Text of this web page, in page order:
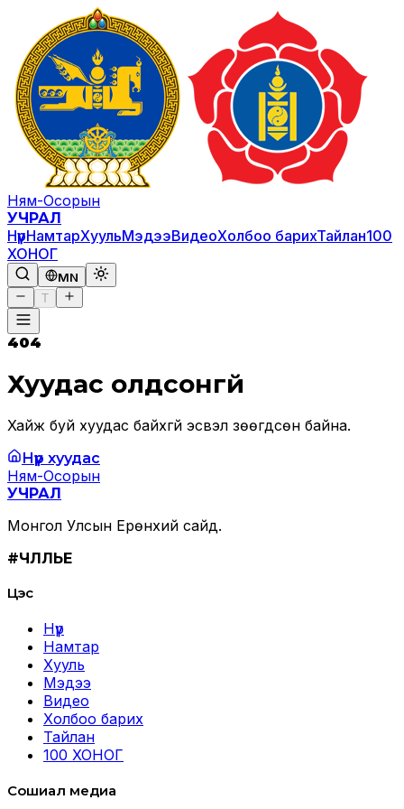
Ням-Осорын
УЧРАЛ
НүүрНамтарХуульМэдээВидеоХолбоо барихТайлан100
ХОНОГ
MN
T
404
Хуудас олдсонгүй
Хайж буй хуудас байхгүй эсвэл зөөгдсөн байна.
Нүүр хуудас
Ням-Осорын
УЧРАЛ
Монгол Улсын Ерөнхий сайд.
#ЧӨЛӨӨЛЬЕ
Цэс
Нүүр
Намтар
Хууль
Мэдээ
Видео
Холбоо барих
Тайлан
100 ХОНОГ
Сошиал медиа